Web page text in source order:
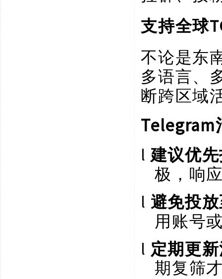
支持全球
不论是东
多语言、
断跨区域
l 建议优
极，响
l 避免投
用账号
l 定期更
期复筛